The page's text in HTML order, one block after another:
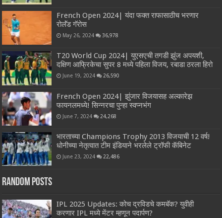
French Open 2024| यंदा फक्त राफासाठीच भरणार
रोलॅंड गॅरोस
May 26, 2024 36,978
T20 World Cup 2024| युएसएची तगडी झुंज अपयशी,
दक्षिण आफ्रिकेचा सुपर 8 मध्ये पहिला विजय, रबाडा ठरला हिरो
June 19, 2024 26,590
French Open 2024| झुंजार विजयासह अल्कारेझ
फायनलमध्ये! सिन्नरचा पुन्हा स्वप्नभंग
June 7, 2024 24,268
भारताच्या Champions Trophy 2013 विजयाची 12 वर्ष!
धोनीच्या नेतृत्वात टीम इंडियाने भरलेले ट्रॉफी कॅबिनेट
June 23, 2024 22,486
Random Posts
IPL 2025 Updates: कोच द्रविडचे कमबॅक? युवीही
करणार IPL मध्ये मेंटर म्हणून पदार्पण?